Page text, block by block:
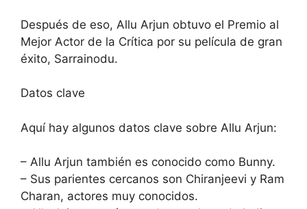
Después de eso, Allu Arjun obtuvo el Premio al
Mejor Actor de la Crítica por su película de gran
éxito, Sarrainodu.
Datos clave
Aquí hay algunos datos clave sobre Allu Arjun:
– Allu Arjun también es conocido como Bunny.
– Sus parientes cercanos son Chiranjeevi y Ram
Charan, actores muy conocidos.